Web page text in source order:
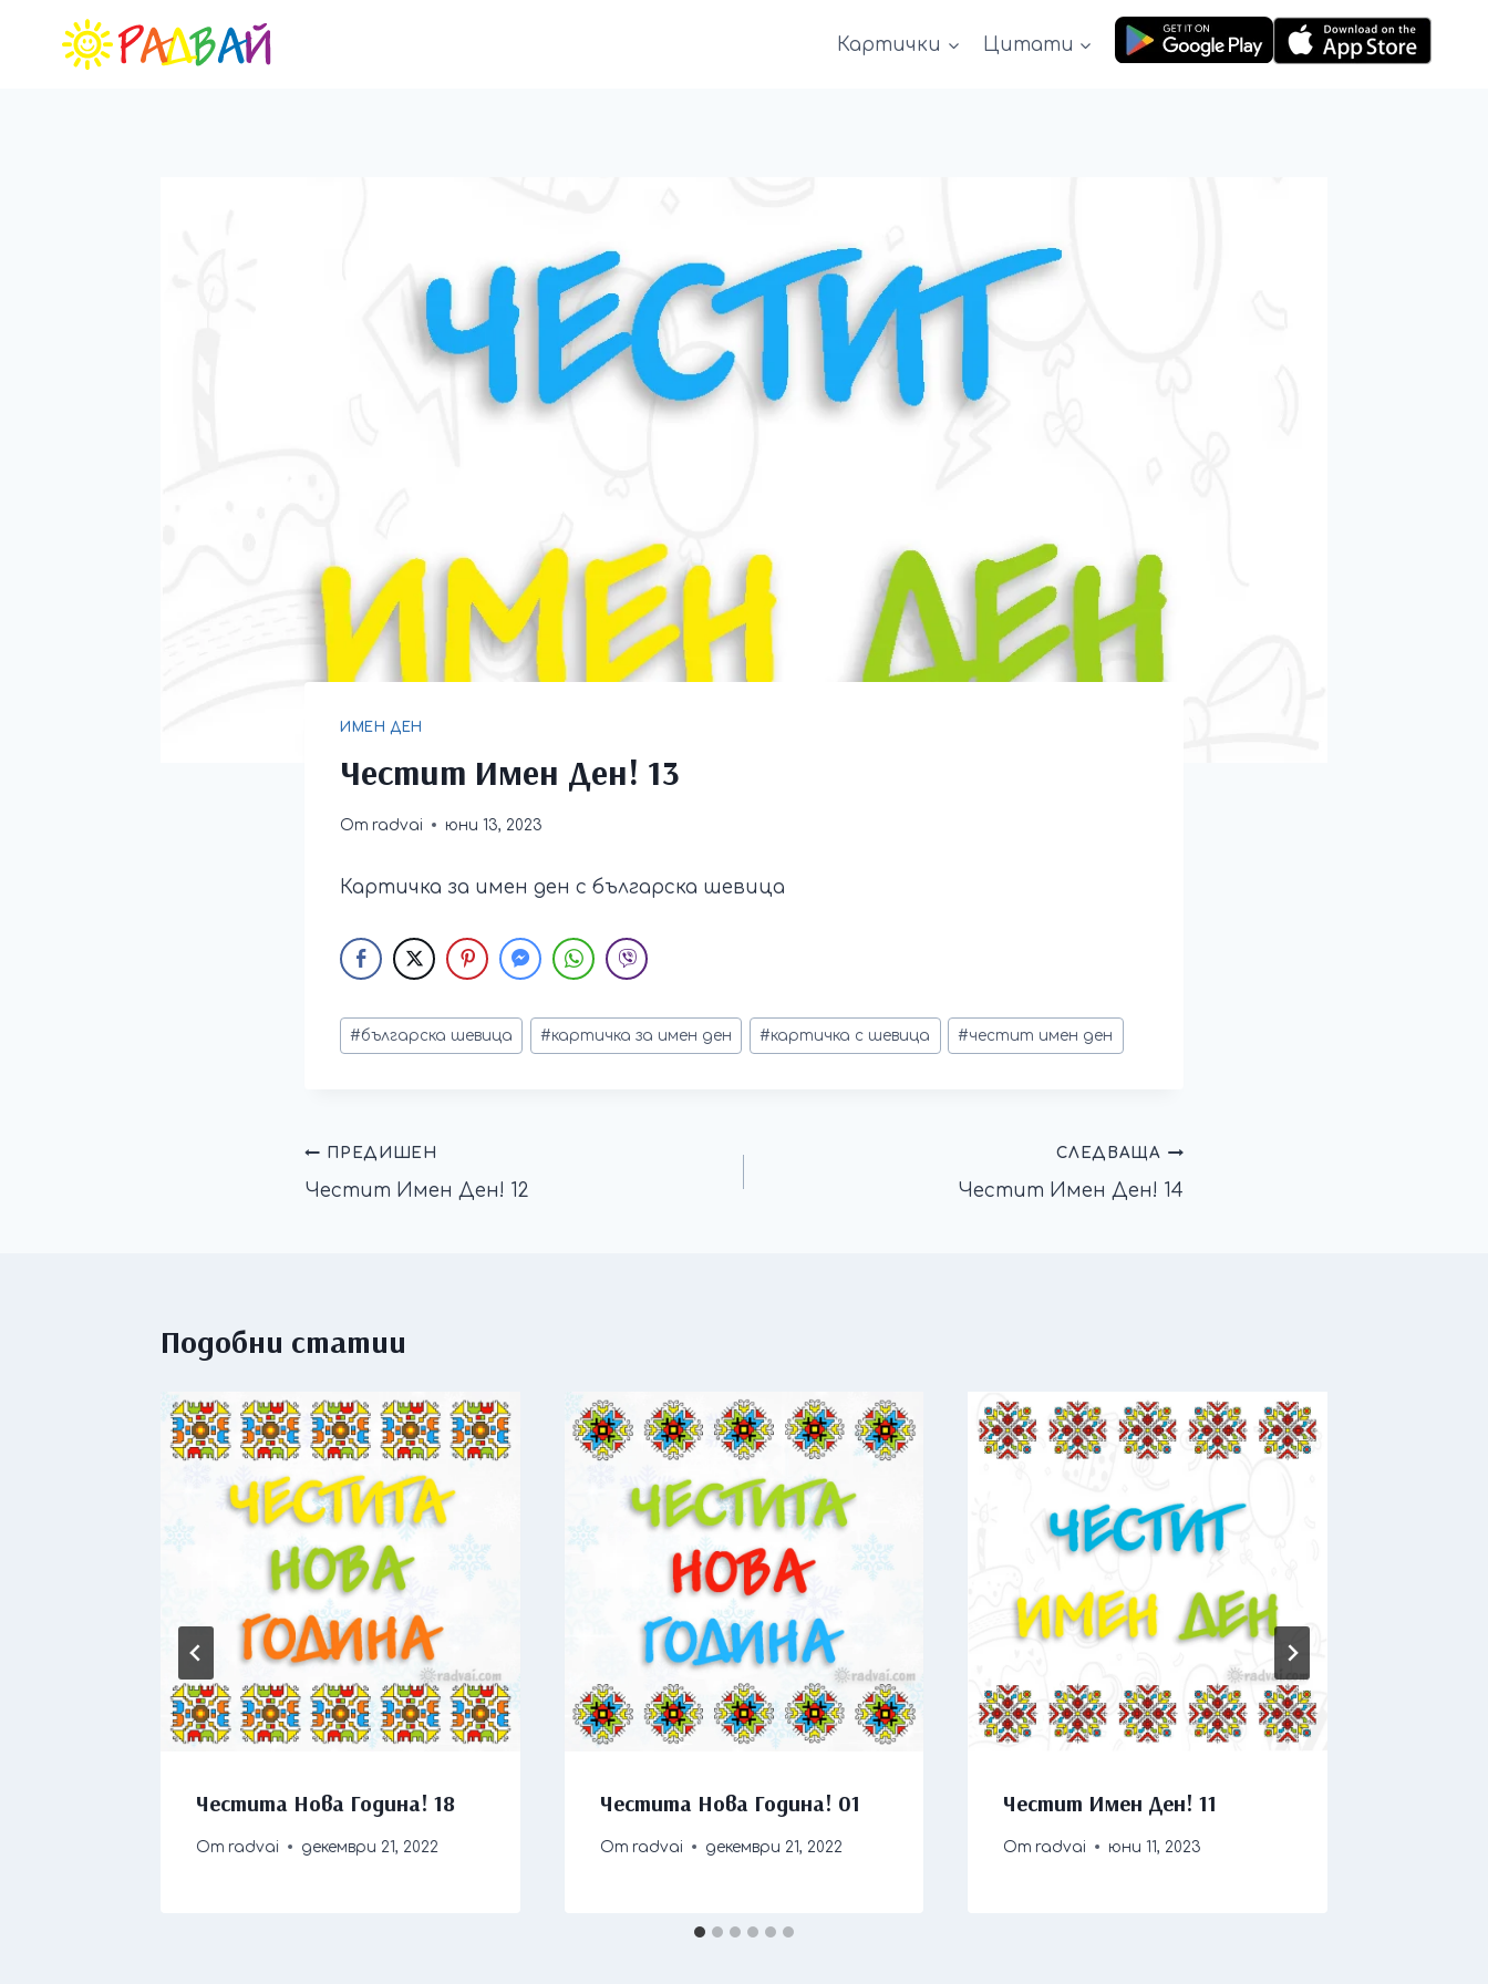
Картички Цитати
ИМЕН ДЕН
Честит Имен Ден! 13
От radvai юни 13, 2023
Картичка за имен ден с българска шевица
#българска шевица #картичка за имен ден #картичка с шевица #честит имен ден
ПРЕДИШЕН
Честит Имен Ден! 12
СЛЕДВАЩА
Честит Имен Ден! 14
Подобни статии
Честита Нова Година! 18
От radvai декември 21, 2022
Честита Нова Година! 01
От radvai декември 21, 2022
Честит Имен Ден! 11
От radvai юни 11, 2023